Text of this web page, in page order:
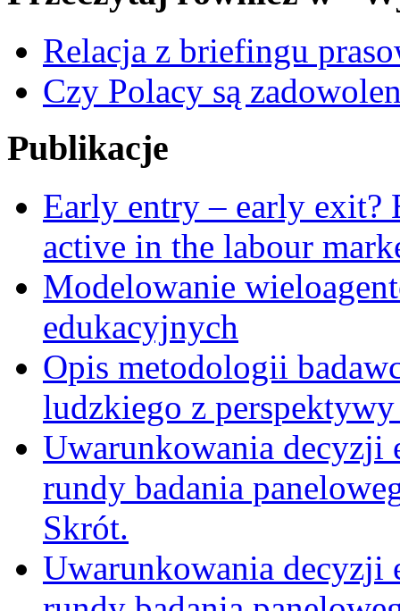
Relacja z briefingu
Czy Polacy są
Publikacje
Early entry – early exit?
active in the labour
Modelowanie
edukacyjnych
Opis metodologii
ludzkiego z
Uwarunkowania
rundy badania
Skrót.
Uwarunkowania decyzji